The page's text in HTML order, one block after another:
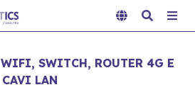
WIFI, SWITCH, ROUTER 4G E
CAVI LAN